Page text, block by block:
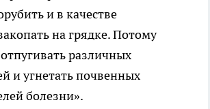
и в качестве
на грядке. Потому
различных
и угнетать почвенных
болезни».